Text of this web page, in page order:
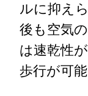
ルに抑え
後も空気
は速乾性
歩行が可